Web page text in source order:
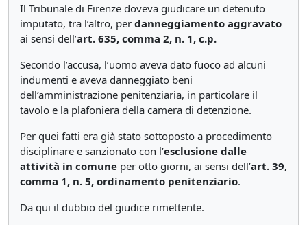
Il Tribunale di Firenze doveva giudicare un detenuto
imputato, tra l’altro, per danneggiamento aggravato
ai sensi dell’art. 635, comma 2, n. 1, c.p.
Secondo l’accusa, l’uomo aveva dato fuoco ad alcuni
indumenti e aveva danneggiato beni
dell’amministrazione penitenziaria, in particolare il
tavolo e la plafoniera della camera di detenzione.
Per quei fatti era già stato sottoposto a procedimento
disciplinare e sanzionato con l’esclusione dalle
attività in comune per otto giorni, ai sensi dell’art. 39,
comma 1, n. 5, ordinamento penitenziario.
Da qui il dubbio del giudice rimettente.